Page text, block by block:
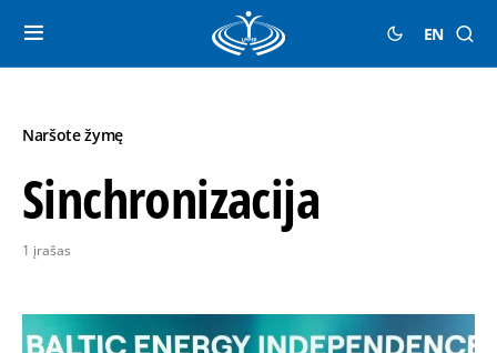
EN
Naršote žymę
Sinchronizacija
1 įrašas